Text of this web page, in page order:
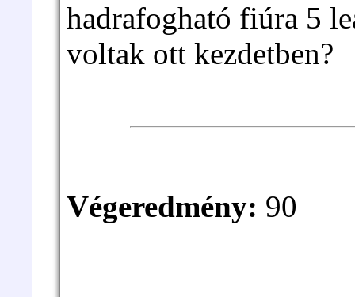
hadrafogható fiúra 5
voltak ott kezdetben?
Végeredmény: 90